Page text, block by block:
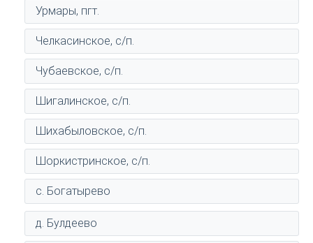
Урмары, пгт.
Челкасинское, с/п.
Чубаевское, с/п.
Шигалинское, с/п.
Шихабыловское, с/п.
Шоркистринское, с/п.
с. Богатырево
д. Булдеево